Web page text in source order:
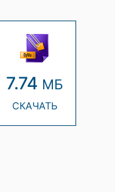
7.74 МБ
СКАЧАТЬ